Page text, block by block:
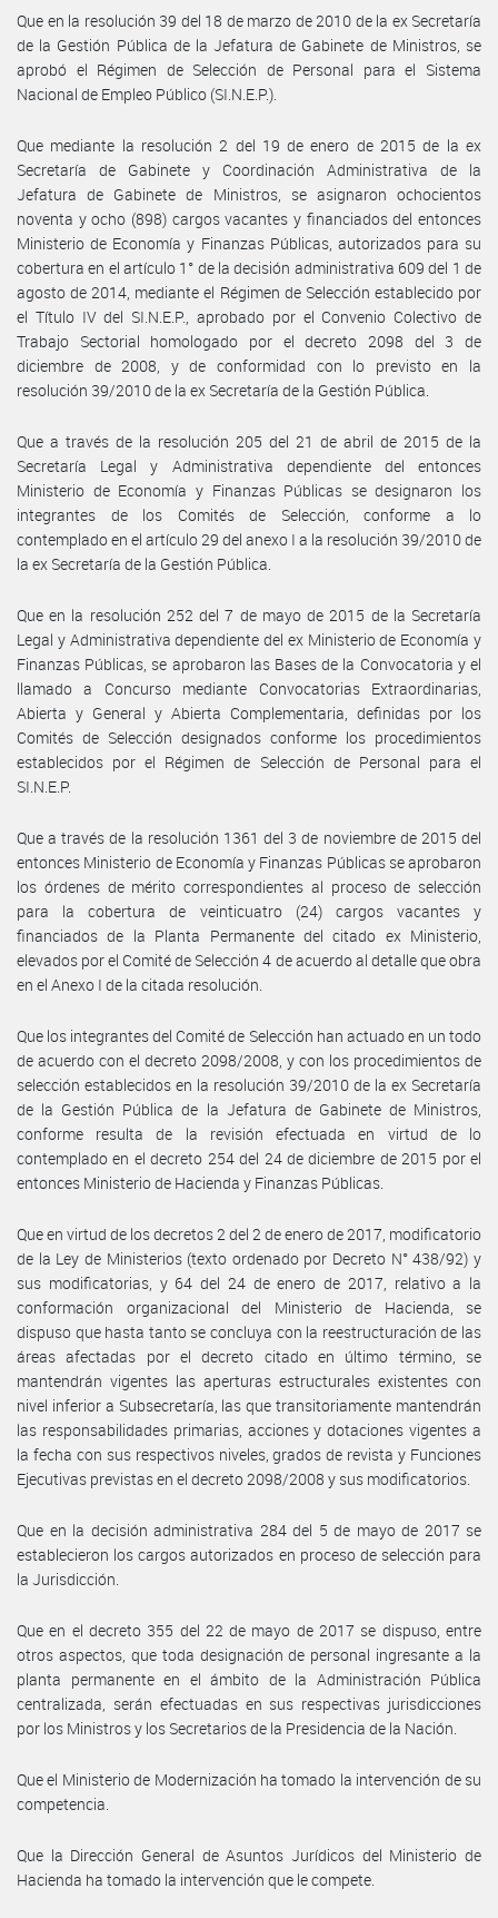
Que en la resolución 39 del 18 de marzo de 2010 de la ex Secretaría
de la Gestión Pública de la Jefatura de Gabinete de Ministros, se
aprobó el Régimen de Selección de Personal para el Sistema
Nacional de Empleo Público (SI.N.E.P.).
Que mediante la resolución 2 del 19 de enero de 2015 de la ex
Secretaría de Gabinete y Coordinación Administrativa de la
Jefatura de Gabinete de Ministros, se asignaron ochocientos
noventa y ocho (898) cargos vacantes y financiados del entonces
Ministerio de Economía y Finanzas Públicas, autorizados para su
cobertura en el artículo 1° de la decisión administrativa 609 del 1 de
agosto de 2014, mediante el Régimen de Selección establecido por
el Título IV del SI.N.E.P., aprobado por el Convenio Colectivo de
Trabajo Sectorial homologado por el decreto 2098 del 3 de
diciembre de 2008, y de conformidad con lo previsto en la
resolución 39/2010 de la ex Secretaría de la Gestión Pública.
Que a través de la resolución 205 del 21 de abril de 2015 de la
Secretaría Legal y Administrativa dependiente del entonces
Ministerio de Economía y Finanzas Públicas se designaron los
integrantes de los Comités de Selección, conforme a lo
contemplado en el artículo 29 del anexo I a la resolución 39/2010 de
la ex Secretaría de la Gestión Pública.
Que en la resolución 252 del 7 de mayo de 2015 de la Secretaría
Legal y Administrativa dependiente del ex Ministerio de Economía y
Finanzas Públicas, se aprobaron las Bases de la Convocatoria y el
llamado a Concurso mediante Convocatorias Extraordinarias,
Abierta y General y Abierta Complementaria, definidas por los
Comités de Selección designados conforme los procedimientos
establecidos por el Régimen de Selección de Personal para el
SI.N.E.P.
Que a través de la resolución 1361 del 3 de noviembre de 2015 del
entonces Ministerio de Economía y Finanzas Públicas se aprobaron
los órdenes de mérito correspondientes al proceso de selección
para la cobertura de veinticuatro (24) cargos vacantes y
financiados de la Planta Permanente del citado ex Ministerio,
elevados por el Comité de Selección 4 de acuerdo al detalle que obra
en el Anexo I de la citada resolución.
Que los integrantes del Comité de Selección han actuado en un todo
de acuerdo con el decreto 2098/2008, y con los procedimientos de
selección establecidos en la resolución 39/2010 de la ex Secretaría
de la Gestión Pública de la Jefatura de Gabinete de Ministros,
conforme resulta de la revisión efectuada en virtud de lo
contemplado en el decreto 254 del 24 de diciembre de 2015 por el
entonces Ministerio de Hacienda y Finanzas Públicas.
Que en virtud de los decretos 2 del 2 de enero de 2017, modificatorio
de la Ley de Ministerios (texto ordenado por Decreto N° 438/92) y
sus modificatorias, y 64 del 24 de enero de 2017, relativo a la
conformación organizacional del Ministerio de Hacienda, se
dispuso que hasta tanto se concluya con la reestructuración de las
áreas afectadas por el decreto citado en último término, se
mantendrán vigentes las aperturas estructurales existentes con
nivel inferior a Subsecretaría, las que transitoriamente mantendrán
las responsabilidades primarias, acciones y dotaciones vigentes a
la fecha con sus respectivos niveles, grados de revista y Funciones
Ejecutivas previstas en el decreto 2098/2008 y sus modificatorios.
Que en la decisión administrativa 284 del 5 de mayo de 2017 se
establecieron los cargos autorizados en proceso de selección para
la Jurisdicción.
Que en el decreto 355 del 22 de mayo de 2017 se dispuso, entre
otros aspectos, que toda designación de personal ingresante a la
planta permanente en el ámbito de la Administración Pública
centralizada, serán efectuadas en sus respectivas jurisdicciones
por los Ministros y los Secretarios de la Presidencia de la Nación.
Que el Ministerio de Modernización ha tomado la intervención de su
competencia.
Que la Dirección General de Asuntos Jurídicos del Ministerio de
Hacienda ha tomado la intervención que le compete.